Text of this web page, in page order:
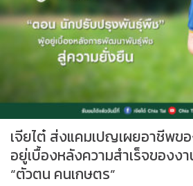
เจียไต๋ ส่งแคมเปญเผยอาชีพข
อยู่เบื้องหลังความสำเร็จของง
“ตัวตน คนเกษตร”